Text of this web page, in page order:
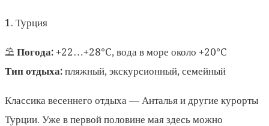
1. Турция
⛱️ Погода: +22…+28°C, вода в море около +20°C
Тип отдыха: пляжный, экскурсионный, семейный
Классика весеннего отдыха — Анталья и другие курорты
Турции. Уже в первой половине мая здесь можно